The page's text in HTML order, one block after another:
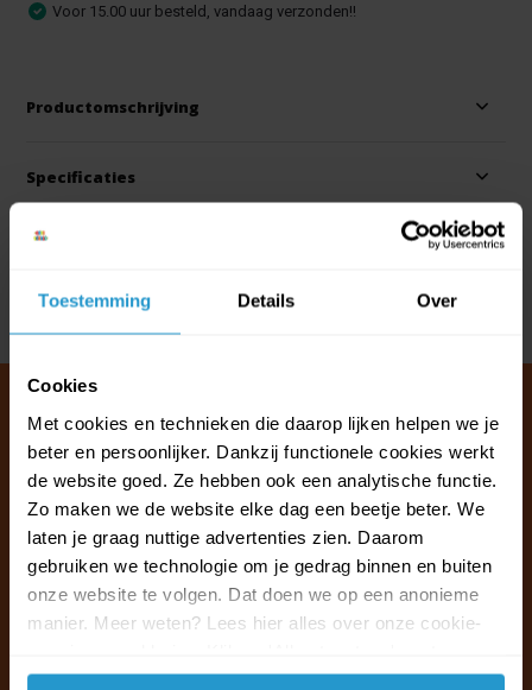
Toestemming Details Over
Cookies
Met cookies en technieken die daarop lijken helpen we je
beter en persoonlijker. Dankzij functionele cookies werkt
de website goed. Ze hebben ook een analytische functie.
Zo maken we de website elke dag een beetje beter. We
laten je graag nuttige advertenties zien. Daarom
gebruiken we technologie om je gedrag binnen en buiten
onze website te volgen. Dat doen we op een anonieme
manier. Meer weten? Lees hier alles over onze cookie-
accepteren.
Voor 15.00 uur besteld, vandaag verzonden!!
Productomschrijving
Specificaties
Reviews
Klantenservice & FAQ
Wij staan voor u klaar.
Ma t/m vr van 09:30 - 16:00 telefonisch
+31 (0)13 785 62 41
Naar de klantenservice & FAQ